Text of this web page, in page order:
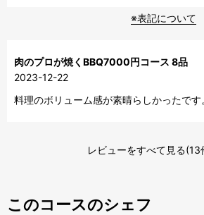
※表記について
肉のプロが焼くBBQ7000円コース 8品
2023-12-22
料理のボリューム感が素晴らしかったです
レビューをすべて見る(13
このコースのシェフ